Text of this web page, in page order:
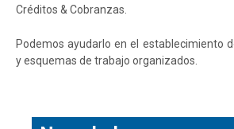
Créditos & Cobranzas.
Podemos ayudarlo en el establecimiento
y esquemas de trabajo organizados.